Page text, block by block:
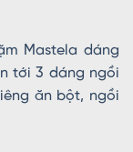
Mastela dáng
tới 3 dáng ngồi
ăn bột, ngồi